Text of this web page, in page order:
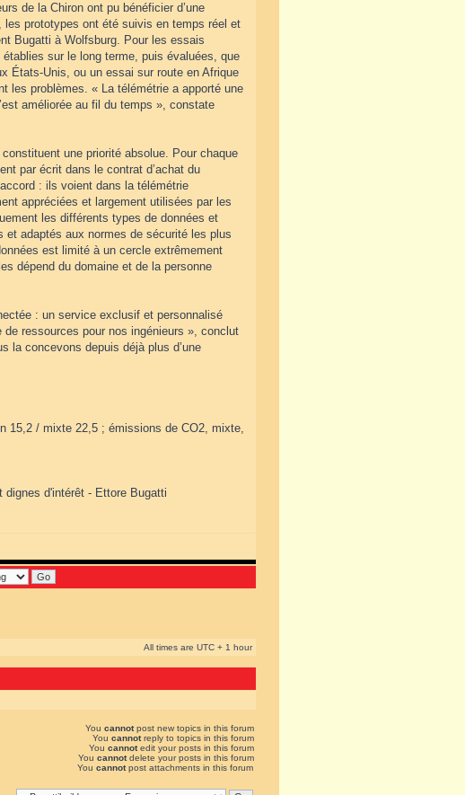
de la Chiron ont pu bénéficier d’une
prototypes ont été suivis en temps réel et
Bugatti à Wolfsburg. Pour les essais
sur le long terme, puis évaluées, que
États-Unis, ou un essai sur route en Afrique
les problèmes. « La télémétrie a apporté une
améliorée au fil du temps », constate
une priorité absolue. Pour chaque
par écrit dans le contrat d’achat du
: ils voient dans la télémétrie
appréciées et largement utilisées par les
les différents types de données et
adaptés aux normes de sécurité les plus
est limité à un cercle extrêmement
dépend du domaine et de la personne
: un service exclusif et personnalisé
ressources pour nos ingénieurs », conclut
la concevons depuis déjà plus d’une
15,2 / mixte 22,5 ; émissions de CO2, mixte,
d'intérêt - Ettore Bugatti
All times are UTC + 1 hour
You cannotpost new topics in this forum
You cannotreply to topics in this forum
You cannotedit your posts in this forum
You cannotdelete your posts in this forum
You cannotpost attachments in this forum